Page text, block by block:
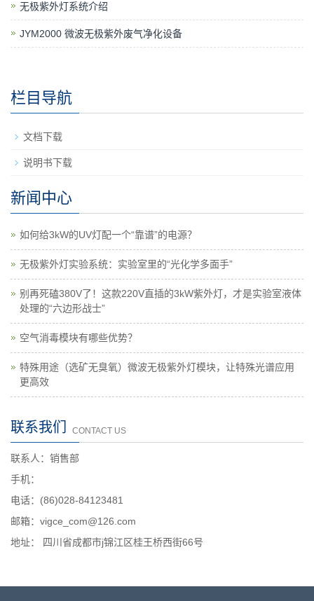
无极紫外灯系统介绍
JYM2000 微波无极紫外废气净化设备
栏目导航
文档下载
说明书下载
新闻中心
如何给3kW的UV灯配一个“靠谱”的电源？
无极紫外灯实验系统：实验室里的“光化学多面手”
别再死磕380V了！这款220V直插的3kW紫外灯，才是实验室液体
处理的“六边形战士”
空气消毒模块有哪些优势？
特殊用途（选矿无臭氧）微波无极紫外灯模块，让特殊光谱应用
更高效
联系我们 CONTACT US
联系人：销售部
手机：
电话：(86)028-84123481
邮箱：vigce_com@126.com
地址： 四川省成都市j锦江区桂王桥西街66号